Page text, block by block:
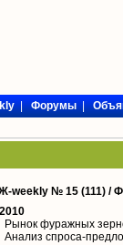
|Форумы|
weekly № 15 (111) /
Рынок фуражных
Анализ спроса-